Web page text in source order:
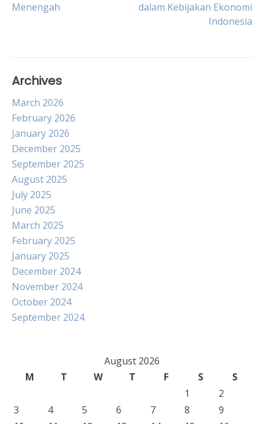
navigation
Menengah
dalam Kebijakan Ekonomi
Indonesia
Archives
March 2026
February 2026
January 2026
December 2025
September 2025
August 2025
July 2025
June 2025
March 2025
February 2025
January 2025
December 2024
November 2024
October 2024
September 2024
August 2026
M
T W T F S
S
1
2
3
4 5 6 7 8
9